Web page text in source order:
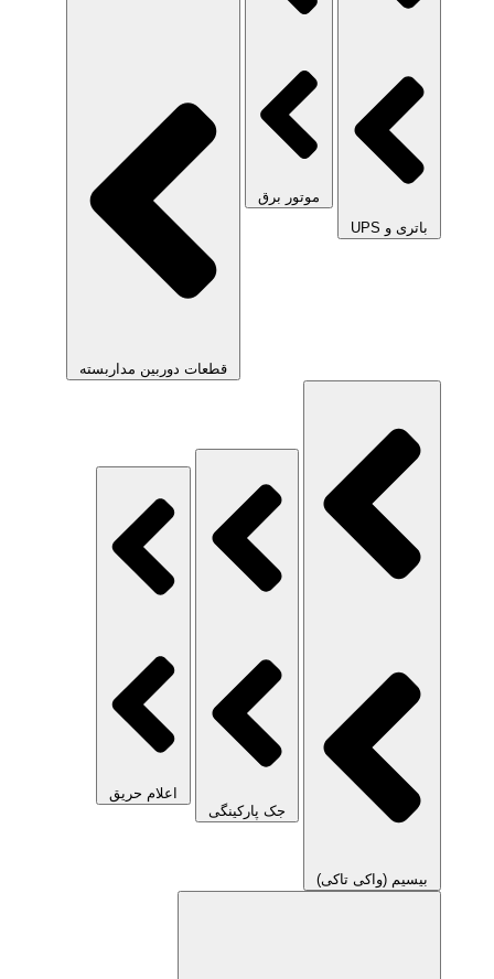
باتری و UPS
موتور برق
قطعات دوربین مداربسته
بیسیم (واکی تاکی)
جک پارکینگی
اعلام حریق